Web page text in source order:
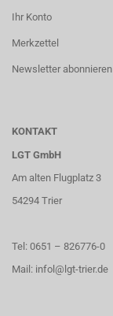
Ihr Konto
Merkzettel
Newsletter abonnieren
KONTAKT
LGT GmbH
Am alten Flugplatz 3
54294 Trier
Tel: 0651 – 826776-0
Mail: infol@lgt-trier.de